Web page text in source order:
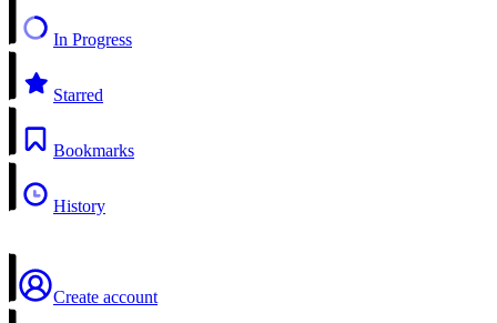
In Progress
Starred
Bookmarks
History
Create account